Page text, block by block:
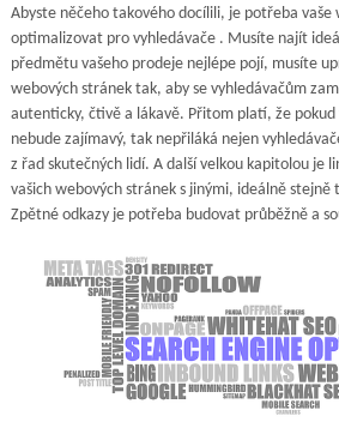
Abyste něčeho takového docílili, je potřeba vaše
optimalizovat pro vyhledávače . Musíte najít
předmětu vašeho prodeje nejlépe pojí, musíte
webových stránek tak, aby se vyhledávačům
autenticky, čtivě a lákavě. Přitom platí, že
nebude zajímavý, tak nepřiláká nejen
z řad skutečných lidí. A další velkou kapitolou je
vašich webových stránek s jinými, ideálně
Zpětné odkazy je potřeba budovat průběžně a